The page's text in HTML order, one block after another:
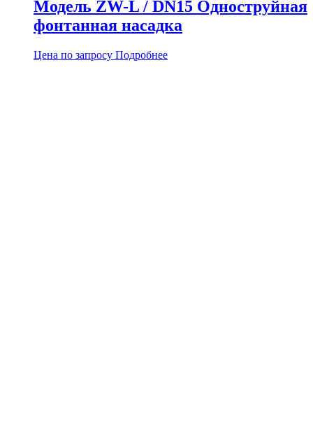
Модель ZW-L / DN15 Одноструйная
фонтанная насадка
Цена по запросу Подробнее